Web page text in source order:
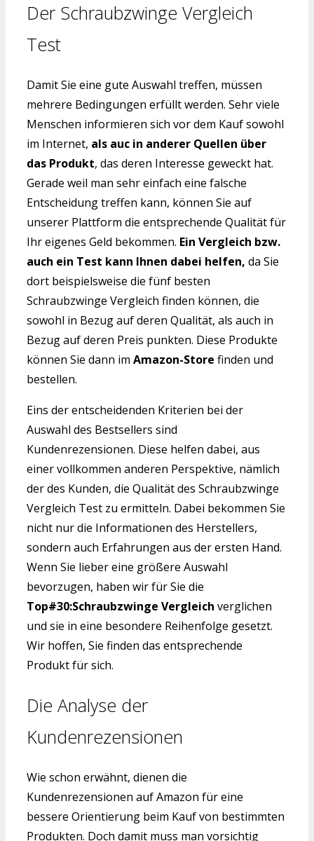
Der Schraubzwinge Vergleich
Test
Damit Sie eine gute Auswahl treffen, müssen
mehrere Bedingungen erfüllt werden. Sehr viele
Menschen informieren sich vor dem Kauf sowohl
im Internet, als auc in anderer Quellen über
das Produkt, das deren Interesse geweckt hat.
Gerade weil man sehr einfach eine falsche
Entscheidung treffen kann, können Sie auf
unserer Plattform die entsprechende Qualität für
Ihr eigenes Geld bekommen. Ein Vergleich bzw.
auch ein Test kann Ihnen dabei helfen, da Sie
dort beispielsweise die fünf besten
Schraubzwinge Vergleich finden können, die
sowohl in Bezug auf deren Qualität, als auch in
Bezug auf deren Preis punkten. Diese Produkte
können Sie dann im Amazon-Store finden und
bestellen.
Eins der entscheidenden Kriterien bei der
Auswahl des Bestsellers sind
Kundenrezensionen. Diese helfen dabei, aus
einer vollkommen anderen Perspektive, nämlich
der des Kunden, die Qualität des Schraubzwinge
Vergleich Test zu ermitteln. Dabei bekommen Sie
nicht nur die Informationen des Herstellers,
sondern auch Erfahrungen aus der ersten Hand.
Wenn Sie lieber eine größere Auswahl
bevorzugen, haben wir für Sie die
Top#30:Schraubzwinge Vergleich verglichen
und sie in eine besondere Reihenfolge gesetzt.
Wir hoffen, Sie finden das entsprechende
Produkt für sich.
Die Analyse der
Kundenrezensionen
Wie schon erwähnt, dienen die
Kundenrezensionen auf Amazon für eine
bessere Orientierung beim Kauf von bestimmten
Produkten. Doch damit muss man vorsichtig